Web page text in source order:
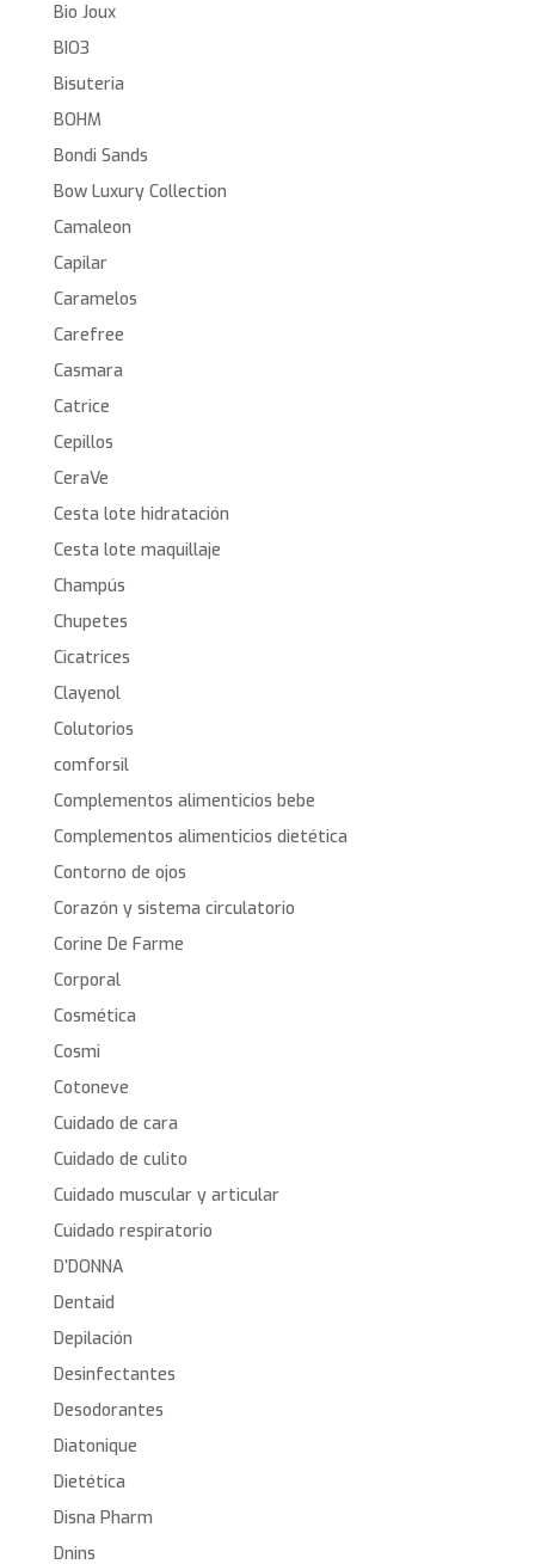
Bio Joux
BIO3
Bisuteria
BOHM
Bondi Sands
Bow Luxury Collection
Camaleon
Capilar
Caramelos
Carefree
Casmara
Catrice
Cepillos
CeraVe
Cesta lote hidratación
Cesta lote maquillaje
Champús
Chupetes
Cicatrices
Clayenol
Colutorios
comforsil
Complementos alimenticios bebe
Complementos alimenticios dietética
Contorno de ojos
Corazón y sistema circulatorio
Corine De Farme
Corporal
Cosmética
Cosmi
Cotoneve
Cuidado de cara
Cuidado de culito
Cuidado muscular y articular
Cuidado respiratorio
D’DONNA
Dentaid
Depilación
Desinfectantes
Desodorantes
Diatonique
Dietética
Disna Pharm
Dnins